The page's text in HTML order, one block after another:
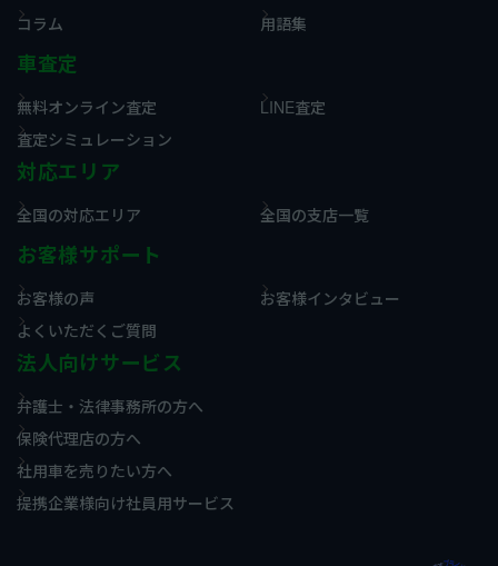
コラム 用語集
車査定
無料オンライン査定
LINE査定
査定シミュレーション
対応エリア
全国の対応エリア 全国の支店一覧
お客様サポート
お客様の声
お客様インタビュー
よくいただくご質問
法人向けサービス
弁護士・法律事務所の方へ
保険代理店の方へ
社用車を売りたい方へ
提携企業様向け社員用サービス